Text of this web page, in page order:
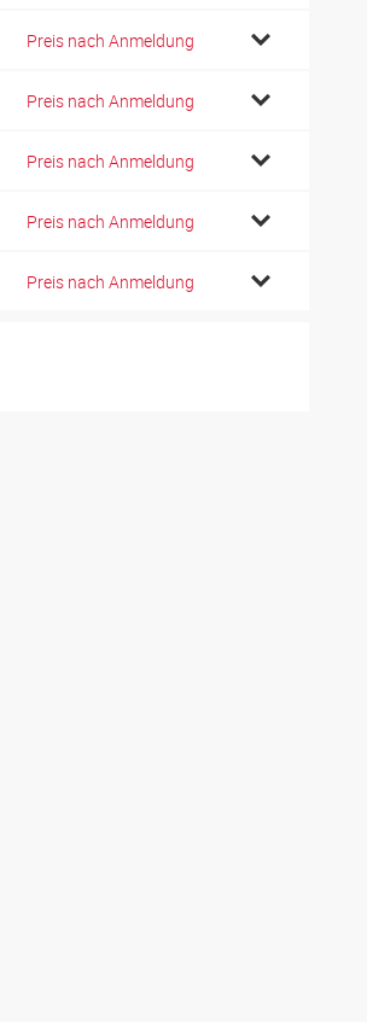
Preis nach Anmeldung
Preis nach Anmeldung
Preis nach Anmeldung
Preis nach Anmeldung
Preis nach Anmeldung